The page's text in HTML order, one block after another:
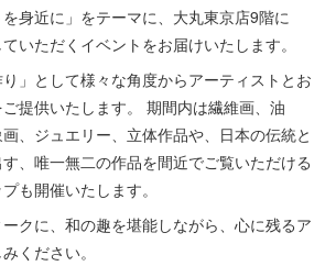
身近に」をテーマに、大丸東京店9階に
いただくイベントをお届けいたします。
り」として様々な角度からアーティストとお
提供いたします。 期間内は繊維画、油
、ジュエリー、立体作品や、日本の伝統と
、唯一無二の作品を間近でご覧いただける
も開催いたします。
クに、和の趣を堪能しながら、心に残るア
ください。